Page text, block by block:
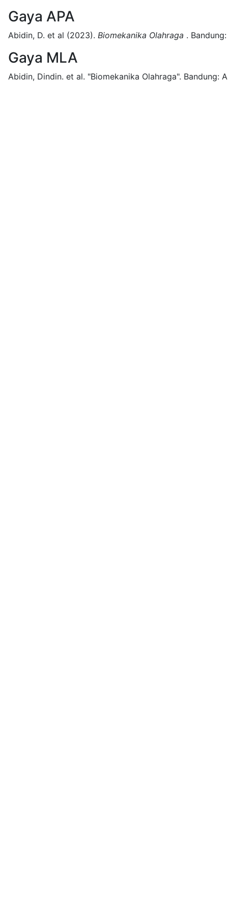
Gaya APA
Abidin, D. et al (2023). Biomekanika Olahraga . Bandung:
Gaya MLA
Abidin, Dindin. et al. "Biomekanika Olahraga". Bandung: